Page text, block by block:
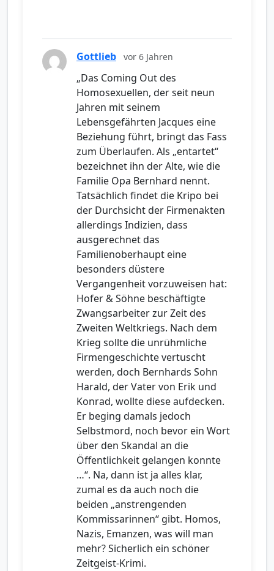
Gottlieb vor 6 Jahren
„Das Coming Out des
Homosexuellen, der seit neun
Jahren mit seinem
Lebensgefährten Jacques eine
Beziehung führt, bringt das Fass
zum Überlaufen. Als „entartet“
bezeichnet ihn der Alte, wie die
Familie Opa Bernhard nennt.
Tatsächlich findet die Kripo bei
der Durchsicht der Firmenakten
allerdings Indizien, dass
ausgerechnet das
Familienoberhaupt eine
besonders düstere
Vergangenheit vorzuweisen hat:
Hofer & Söhne beschäftigte
Zwangsarbeiter zur Zeit des
Zweiten Weltkriegs. Nach dem
Krieg sollte die unrühmliche
Firmengeschichte vertuscht
werden, doch Bernhards Sohn
Harald, der Vater von Erik und
Konrad, wollte diese aufdecken.
Er beging damals jedoch
Selbstmord, noch bevor ein Wort
über den Skandal an die
Öffentlichkeit gelangen konnte
…“. Na, dann ist ja alles klar,
zumal es da auch noch die
beiden „anstrengenden
Kommissarinnen“ gibt. Homos,
Nazis, Emanzen, was will man
mehr? Sicherlich ein schöner
Zeitgeist-Krimi.